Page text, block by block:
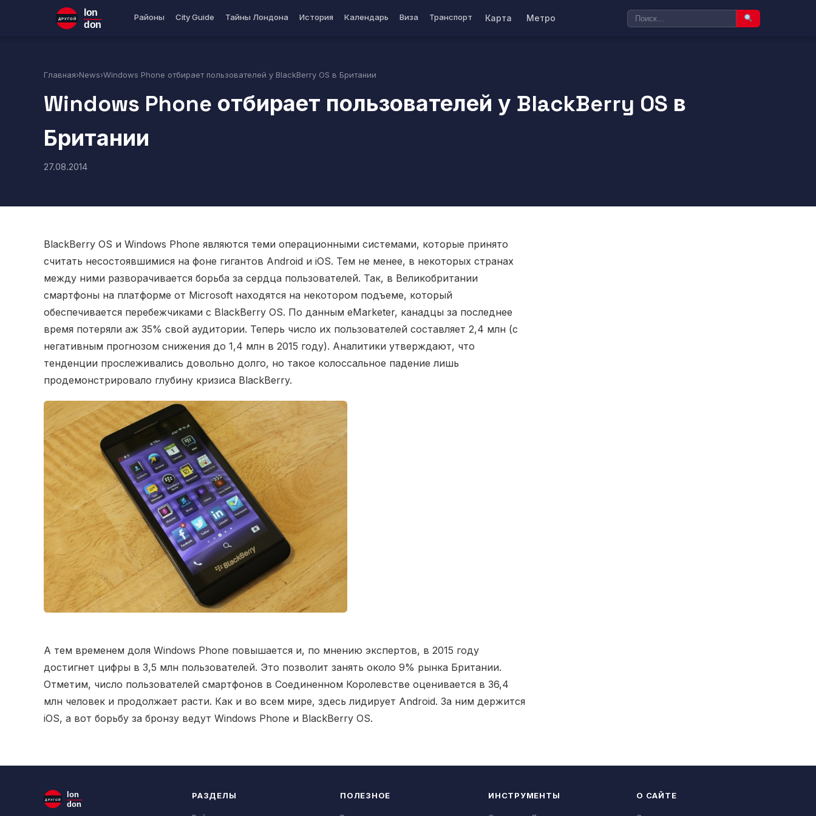
ДРУГОЙ
lon
don
Районы City Guide Тайны Лондона История Календарь Виза Транспорт Карта Метро
Главная›News›Windows Phone отбирает пользователей у BlackBerry OS в Британии
Windows Phone отбирает пользователей у BlackBerry OS в
Британии
27.08.2014
BlackBerry OS и Windows Phone являются теми операционными системами, которые принято
считать несостоявшимися на фоне гигантов Android и iOS. Тем не менее, в некоторых странах
между ними разворачивается борьба за сердца пользователей. Так, в Великобритании
смартфоны на платформе от Microsoft находятся на некотором подъеме, который
обеспечивается перебежчиками с BlackBerry OS. По данным eMarketer, канадцы за последнее
время потеряли аж 35% свой аудитории. Теперь число их пользователей составляет 2,4 млн (с
негативным прогнозом снижения до 1,4 млн в 2015 году). Аналитики утверждают, что
тенденции прослеживались довольно долго, но такое колоссальное падение лишь
продемонстрировало глубину кризиса BlackBerry.
А тем временем доля Windows Phone повышается и, по мнению экспертов, в 2015 году
достигнет цифры в 3,5 млн пользователей. Это позволит занять около 9% рынка Британии.
Отметим, число пользователей смартфонов в Соединенном Королевстве оценивается в 36,4
млн человек и продолжает расти. Как и во всем мире, здесь лидирует Android. За ним держится
iOS, а вот борьбу за бронзу ведут Windows Phone и BlackBerry OS.
ДРУГОЙ
lon
don
РАЗДЕЛЫ ПОЛЕЗНОЕ ИНСТРУМЕНТЫ О САЙТЕ